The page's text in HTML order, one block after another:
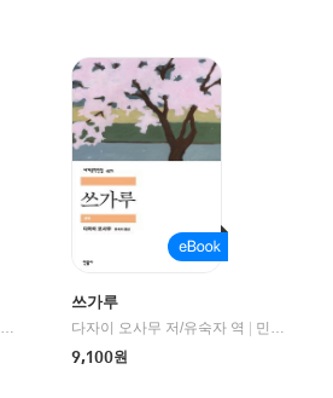
제이미 러시,톰 올릭,스테파니 플랜더스 편저/임경은 역/박정호 감수 |
교보문고
쓰가루
다자이 오사무 저/유숙자 역
민음사
9,100원